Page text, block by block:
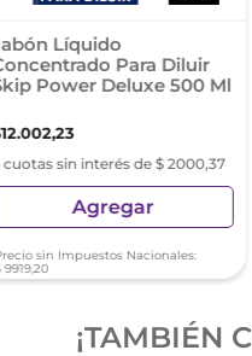
Líquido
Para Diluir
Power Deluxe 500 Ml
12.002,23
cuotas sin interés de $ 2000,37
Agregar
sin Impuestos Nacionales:
9919,20
¡TAMBIÉN